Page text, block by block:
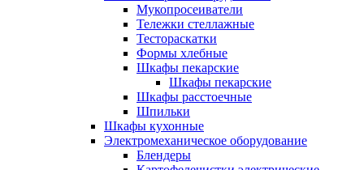
Мукопросеиватели
Тележки стеллажные
Тестораскатки
Формы хлебные
Шкафы пекарские
Шкафы пекарские
Шкафы расстоечные
Шпильки
Шкафы кухонные
Электромеханическое оборудование
Блендеры